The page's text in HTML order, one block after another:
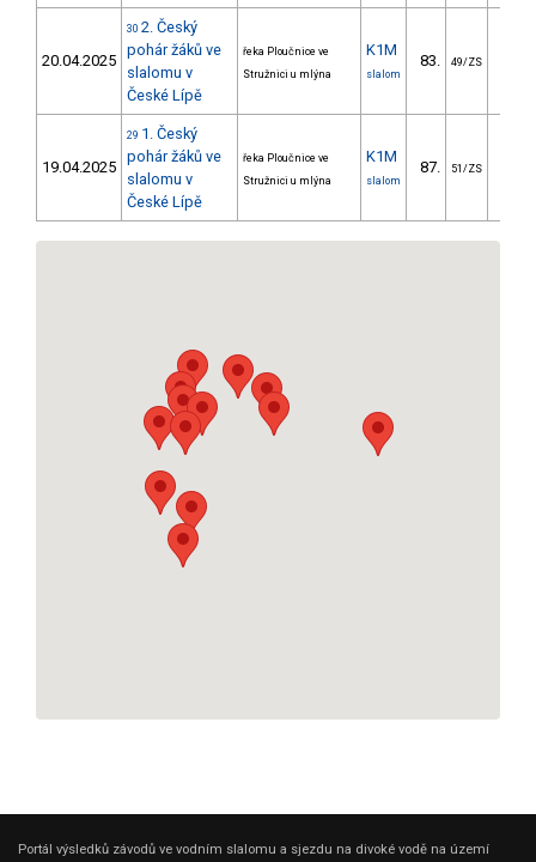
20.04.2025
30 2. Český
pohár žáků ve
slalomu v
České Lípě
řeka Ploučnice ve
Stružnici u mlýna
K1M
slalom
83. 49/ZS
19.04.2025
29 1. Český
pohár žáků ve
slalomu v
České Lípě
řeka Ploučnice ve
Stružnici u mlýna
K1M
slalom
87. 51/ZS
Portál výsledků závodů ve vodním slalomu a sjezdu na divoké vodě na území